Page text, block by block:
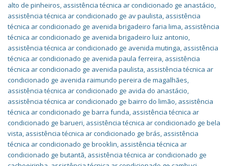
alto de pinheiros, assistência técnica ar condicionado ge anastácio,
assistência técnica ar condicionado ge av paulista, assistência
técnica ar condicionado ge avenida brigadeiro faria lima, assistência
técnica ar condicionado ge avenida brigadeiro luiz antonio,
assistência técnica ar condicionado ge avenida mutinga, assistência
técnica ar condicionado ge avenida paula ferreira, assistência
técnica ar condicionado ge avenida paulista, assistência técnica ar
condicionado ge avenida raimundo pereira de magalhães,
assistência técnica ar condicionado ge avida do anastácio,
assistência técnica ar condicionado ge bairro do limão, assistência
técnica ar condicionado ge barra funda, assistência técnica ar
condicionado ge barueri, assistência técnica ar condicionado ge bela
vista, assistência técnica ar condicionado ge brás, assistência
técnica ar condicionado ge brooklin, assistência técnica ar
condicionado ge butantã, assistência técnica ar condicionado ge